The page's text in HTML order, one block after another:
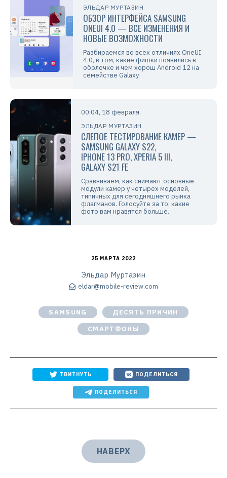
ЭЛЬДАР МУРТАЗИН
ОБЗОР ИНТЕРФЕЙСА SAMSUNG
ONEUI 4.0 — ВСЕ ИЗМЕНЕНИЯ И
НОВЫЕ ВОЗМОЖНОСТИ
Разбираемся во всех отличиях OneUI
4.0, в том, какие фишки появились в
оболочке и чем хорош Android 12 на
семействе Galaxy.
00:04, 18 февраля
ЭЛЬДАР МУРТАЗИН
СЛЕПОЕ ТЕСТИРОВАНИЕ КАМЕР —
SAMSUNG GALAXY S22,
IPHONE 13 PRO, XPERIA 5 III,
GALAXY S21 FE
Сравниваем, как снимают основные
модули камер у четырех моделей,
типичных для сегодняшнего рынка
флагманов. Голосуйте за то, какие
фото вам нравятся больше.
25 МАРТА 2022
Эльдар Муртазин
eldar@mobile-review.com
SAMSUNG
ДЕСЯТЬ ПРИЧИН
СМАРТФОНЫ
ТВИТНУТЬ ПОДЕЛИТЬСЯ
ПОДЕЛИТЬСЯ
НАВЕРХ